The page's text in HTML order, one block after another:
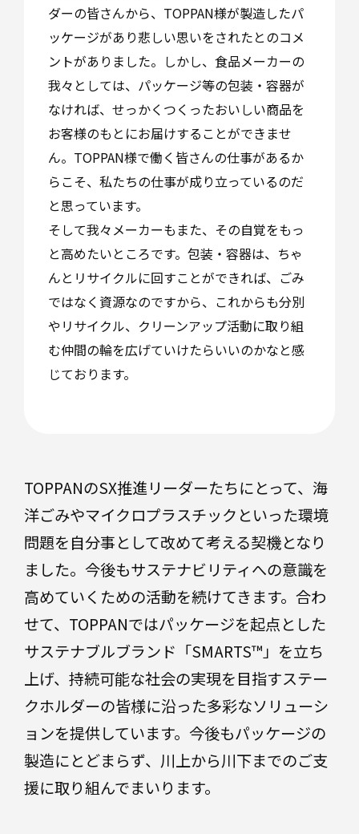
ダーの皆さんから、TOPPAN様が製造したパ
ッケージがあり悲しい思いをされたとのコメ
ントがありました。しかし、食品メーカーの
我々としては、パッケージ等の包装・容器が
なければ、せっかくつくったおいしい商品を
お客様のもとにお届けすることができませ
ん。TOPPAN様で働く皆さんの仕事があるか
らこそ、私たちの仕事が成り立っているのだ
と思っています。
そして我々メーカーもまた、その自覚をもっ
と高めたいところです。包装・容器は、ちゃ
んとリサイクルに回すことができれば、ごみ
ではなく資源なのですから、これからも分別
やリサイクル、クリーンアップ活動に取り組
む仲間の輪を広げていけたらいいのかなと感
じております。
TOPPANのSX推進リーダーたちにとって、海
洋ごみやマイクロプラスチックといった環境
問題を自分事として改めて考える契機となり
ました。今後もサステナビリティへの意識を
高めていくための活動を続けてきます。合わ
せて、TOPPANではパッケージを起点とした
サステナブルブランド「SMARTS™」を立ち
上げ、持続可能な社会の実現を目指すステー
クホルダーの皆様に沿った多彩なソリューシ
ョンを提供しています。今後もパッケージの
製造にとどまらず、川上から川下までのご支
援に取り組んでまいります。